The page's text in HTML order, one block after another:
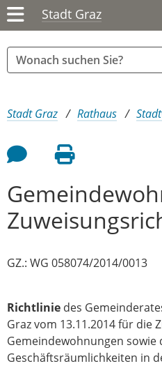
Stadt Graz
Sie sind hier:
Stadt Graz Rathaus
Feedback an Autor
Seite drucken
GZ.: WG 058074/2014/0013
Richtlinie des
Graz vom 13.11.2014 für die
Gemeindewohnungen sowie
Geschäftsräumlichkeiten in